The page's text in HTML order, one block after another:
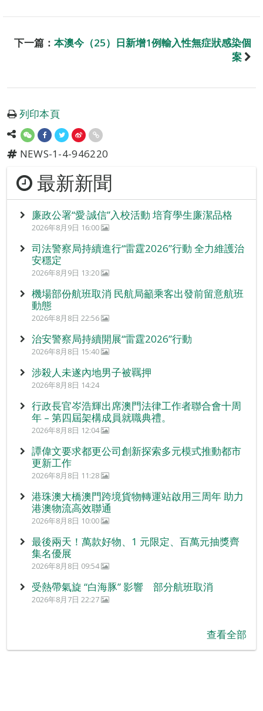
下一篇： 本澳今（25）日新增1例輸入性無症狀感染個
案
列印本頁
NEWS-1-4-946220
最新新聞
廉政公署“愛‧誠信”入校活動 培育學生廉潔品格
2026年8月9日 16:00
司法警察局持續進行“雷霆2026”行動 全力維護治
安穩定
2026年8月9日 13:20
機場部份航班取消 民航局籲乘客出發前留意航班
動態
2026年8月8日 22:56
治安警察局持續開展“雷霆2026”行動
2026年8月8日 15:40
涉殺人未遂內地男子被羈押
2026年8月8日 14:24
行政長官岑浩輝出席澳門法律工作者聯合會十周
年 – 第四屆架構成員就職典禮。
2026年8月8日 12:04
譚偉文要求都更公司創新探索多元模式推動都市
更新工作
2026年8月8日 11:28
港珠澳大橋澳門跨境貨物轉運站啟用三周年 助力
港澳物流高效聯通
2026年8月8日 10:00
最後兩天！萬款好物、1 元限定、百萬元抽獎齊
集名優展
2026年8月8日 09:54
受熱帶氣旋 “白海豚” 影響 部分航班取消
2026年8月7日 22:27
查看全部